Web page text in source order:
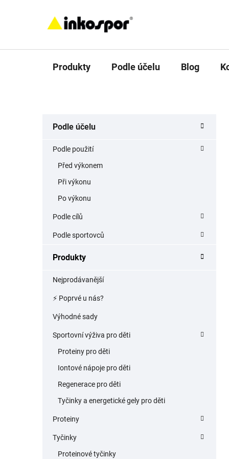
Produkty Podle účelu Blog
kategorie
Podle účelu
Podle použití
Před výkonem
Při výkonu
Po výkonu
Podle cílů
Podle sportovců
Produkty
Nejprodávanější
⚡️ Poprvé u nás?
Výhodné sady
Sportovní výživa pro děti
Proteiny pro děti
Iontové nápoje pro děti
Regenerace pro děti
Tyčinky a energetické gely pro děti
Proteiny
Tyčinky
Proteinové tyčinky